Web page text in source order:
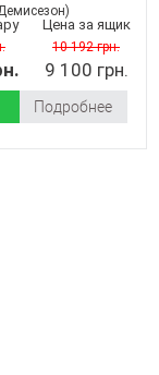
Цена за ящик
10 192 грн.
9 100 грн.
Подробнее